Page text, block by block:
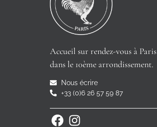
Accueil sur rendez-vous à Paris
dans le 10ème arrondissement.
Nous écrire
+33 (0)6 26 57 59 87